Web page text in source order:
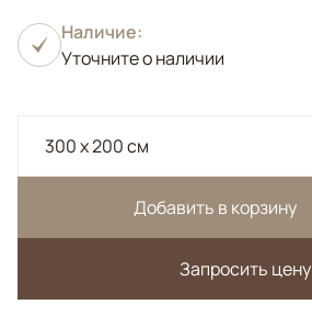
Наличие:
Уточните о наличии
300 x 200 см
Добавить в корзину
Запросить цену